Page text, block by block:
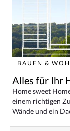
BAUEN &
Alles für Ihr
Home sweet
einem richtigen
Wände und ein